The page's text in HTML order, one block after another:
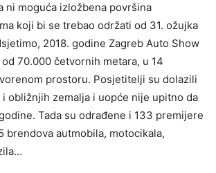
ni moguća izložbena površina
koji bi se trebao održati od 31. ožujka
2018. godine Zagreb Auto Show
70.000 četvornih metara, u 14
prostoru. Posjetitelji su dolazili
obližnjih zemalja i uopće nije upitno da
Tada su odrađene i 133 premijere
brendova autmobila, motocikala,